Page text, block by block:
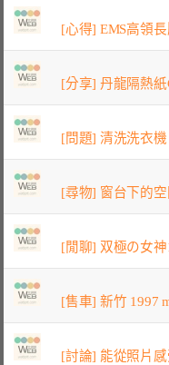
[心得] EMS高領
[分享] 丹龍隔熱紙
[問題] 清洗洗衣機
[尋物] 窗台下的空
[閒聊] 双極の女
[售車] 新竹 1997
[討論] 能從照片